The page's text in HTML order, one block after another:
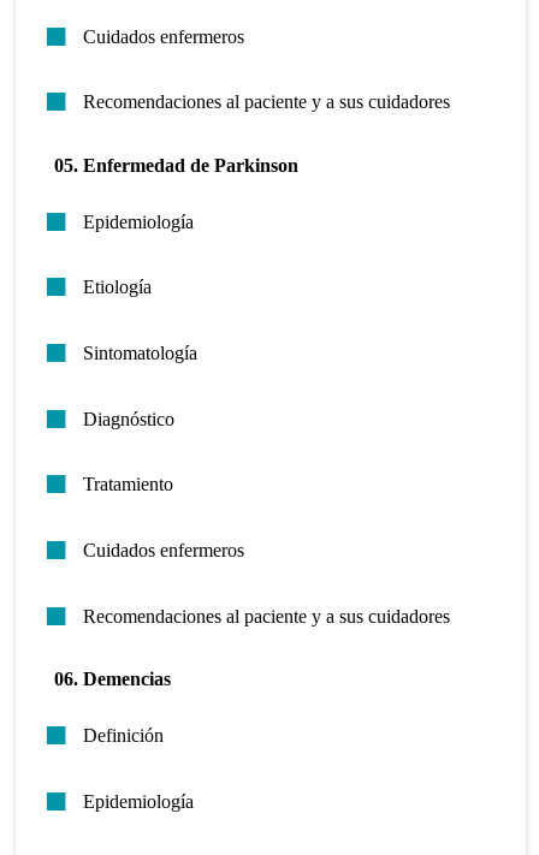
Cuidados enfermeros
Recomendaciones al paciente y a sus cuidadores
05. Enfermedad de Parkinson
Epidemiología
Etiología
Sintomatología
Diagnóstico
Tratamiento
Cuidados enfermeros
Recomendaciones al paciente y a sus cuidadores
06. Demencias
Definición
Epidemiología